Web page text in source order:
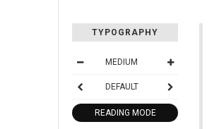
TYPOGRAPHY
MEDIUM
DEFAULT
READING MODE